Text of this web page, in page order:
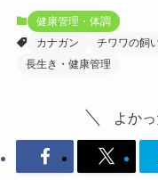
健康管理・体調
カナガン
チワワの飼
長生き・健康管理
よか